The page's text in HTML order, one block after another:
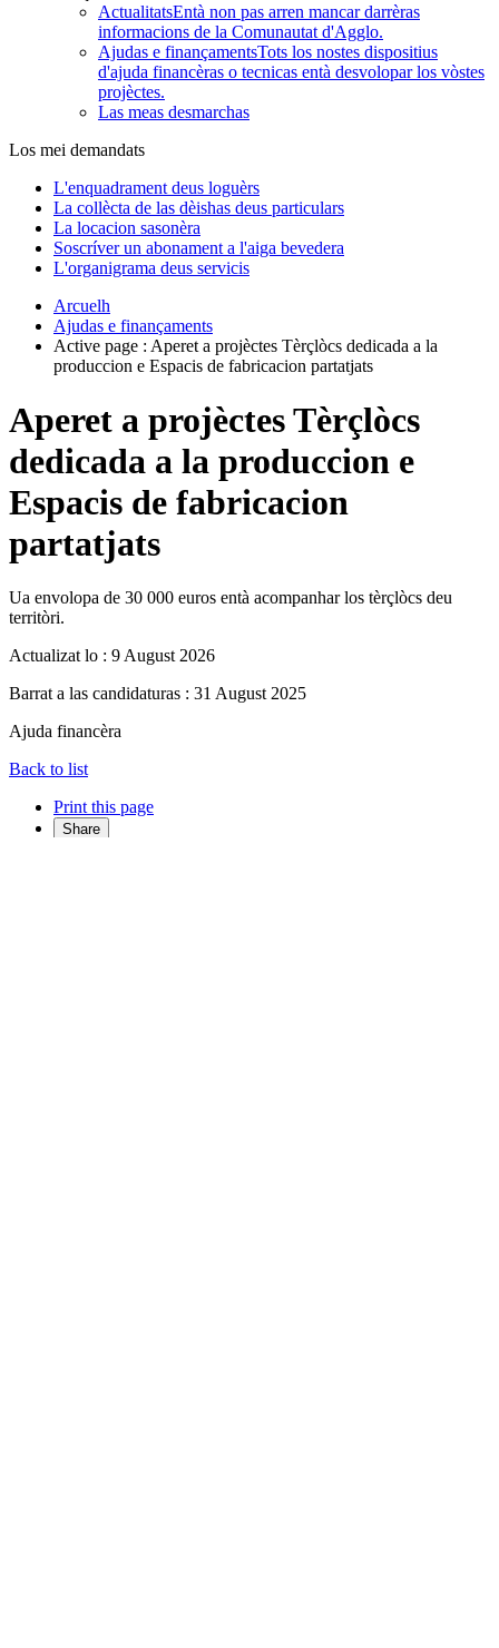
ActualitatsEntà non pas arren mancar darrèras
informacions de la Comunautat d'Agglo.
Ajudas e finançamentsTots los nostes dispositius
d'ajuda financèras o tecnicas entà desvolopar los vòstes
projèctes.
Las meas desmarchas
Los mei demandats
L'enquadrament deus loguèrs
La collècta de las dèishas deus particulars
La locacion sasonèra
Soscríver un abonament a l'aiga bevedera
L'organigrama deus servicis
Arcuelh
Ajudas e finançaments
Active page : Aperet a projèctes Tèrçlòcs dedicada a la
produccion e Espacis de fabricacion partatjats
Aperet a projèctes Tèrçlòcs
dedicada a la produccion e
Espacis de fabricacion
partatjats
Ua envolopa de 30 000 euros entà acompanhar los tèrçlòcs deu
territòri.
Actualizat lo : 9 August 2026
Barrat a las candidaturas : 31 August 2025
Ajuda financèra
Back to list
Print this page
Share